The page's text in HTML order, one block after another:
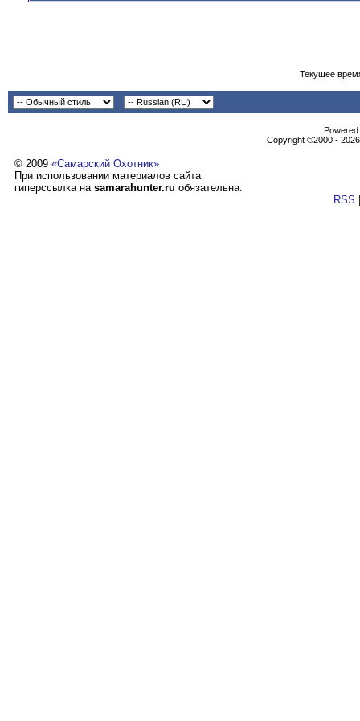
Текущее
Copyright ©2000 -
© 2009 «Самарский Охотник»
При использовании материалов сайта
гиперссылка на samarahunter.ru обязательна.
RSS